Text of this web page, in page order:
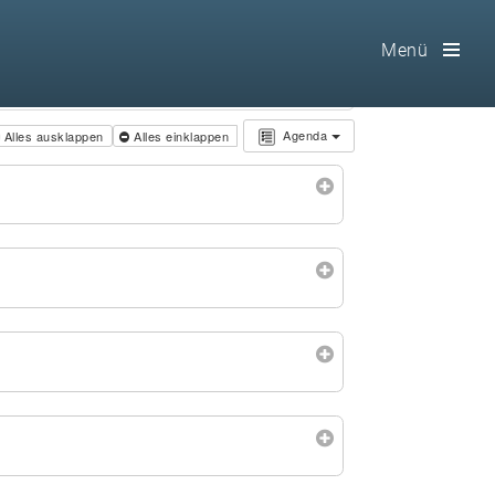
Home
Freimaurerei
Leitgedanken
Selbstverständnis
Menü
Agenda
Alles einklappen
Alles ausklappen